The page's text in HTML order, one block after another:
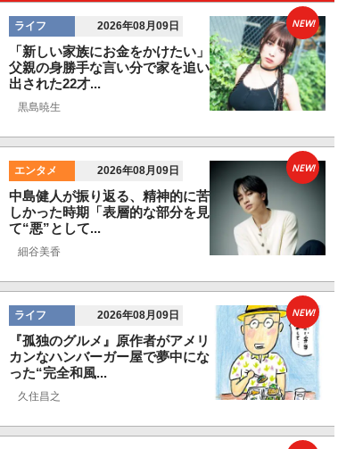
ライフ 2026年08月09日
「新しい家族にお金をかけたい」
父親の身勝手な言い分で家を追い
出された22才...
黒島暁生
NEW!
エンタメ 2026年08月09日
中島健人が振り返る、精神的に苦
しかった時期「表層的な部分を見
て“悪”として...
細谷美香
NEW!
ライフ 2026年08月09日
『孤独のグルメ』原作者がアメリ
カンなハンバーガー屋で夢中にな
った“完全和風...
久住昌之
NEW!